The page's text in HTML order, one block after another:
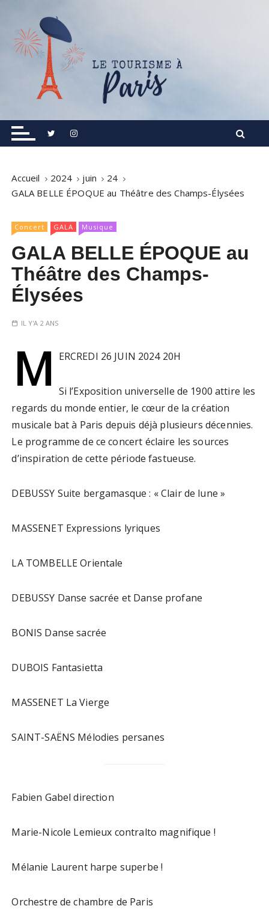
Le Tourisme à Paris
Informations touristiques, visites, excursions.
Accueil 2024 juin
24
GALA BELLE ÉPOQUE au Théâtre des Champs-Élysées
Concert GALA Musique
GALA BELLE ÉPOQUE au
Théâtre des Champs-
Élysées
IL Y'A 2 ANS
M ERCREDI 26 JUIN 2024 20H
Si l’Exposition universelle de 1900 attire les
regards du monde entier, le cœur de la création
musicale bat à Paris depuis déjà plusieurs décennies.
Le programme de ce concert éclaire les sources
d’inspiration de cette période fastueuse.
DEBUSSY Suite bergamasque : « Clair de lune »
MASSENET Expressions lyriques
LA TOMBELLE Orientale
DEBUSSY Danse sacrée et Danse profane
BONIS Danse sacrée
DUBOIS Fantasietta
MASSENET La Vierge
SAINT-SAËNS Mélodies persanes
Fabien Gabel direction
Marie-Nicole Lemieux contralto magnifique !
Mélanie Laurent harpe superbe !
Orchestre de chambre de Paris